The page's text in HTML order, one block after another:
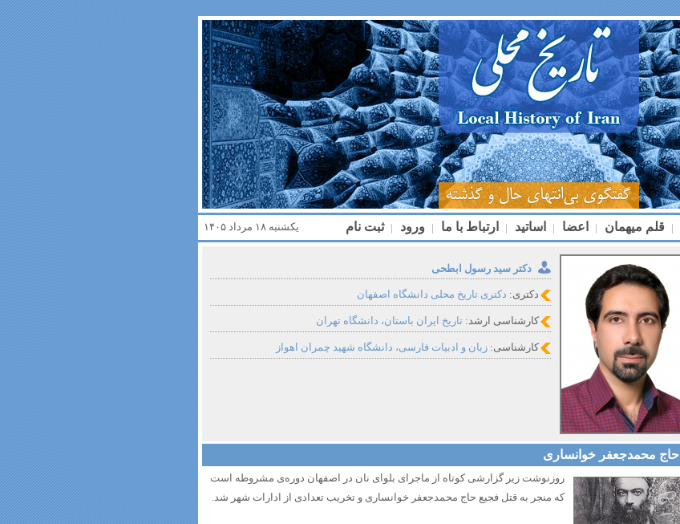
| قلم میهمان | اعضا | اساتید | ارتباط با ما | ورود | ثبت نام یکشنبه ۱۸ مرداد ۱۴۰۵
دکتر سید رسول ابطحی
دکتری: دکتری تاریخ محلی دانشگاه اصفهان
کارشناسی ارشد: تاریخ ایران باستان، دانشگاه تهران
کارشناسی: زبان و ادبیات فارسی، دانشگاه شهید چمران اهواز
حاج محمدجعفر خوانساری
روزنوشت زیر گزارشی کوتاه از ماجرای بلوای نان در اصفهان دوره‌ی مشروطه است
که منجر به قتل فجیع حاج محمدجعفر خوانساری و تخریب تعدادی از ادارات شهر شد.